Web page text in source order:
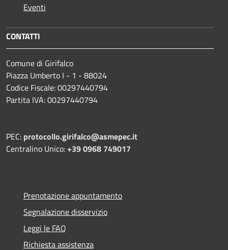
Eventi
CONTATTI
Comune di Girifalco
Piazza Umberto I - 1 - 88024
Codice Fiscale: 00297440794
Partita IVA: 00297440794
PEC: protocollo.girifalco@asmepec.it
Centralino Unico:+39 0968 749017
Prenotazione appuntamento
Segnalazione disservizio
Leggi le FAQ
Richiesta assistenza